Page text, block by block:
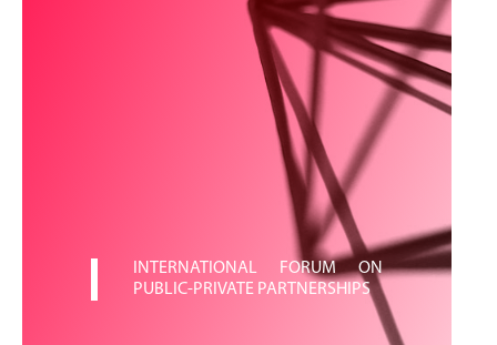
INTERNATIONAL FORUM ON
PUBLIC-PRIVATE PARTNERSHIPS